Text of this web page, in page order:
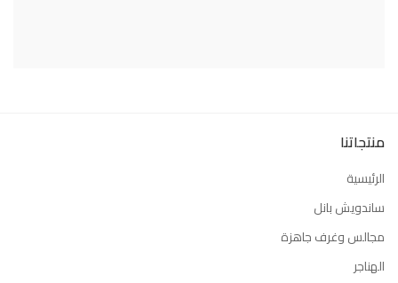
منتجاتنا
الرئيسية
ساندويش بانل
مجالس وغرف جاهزة
الهناجر